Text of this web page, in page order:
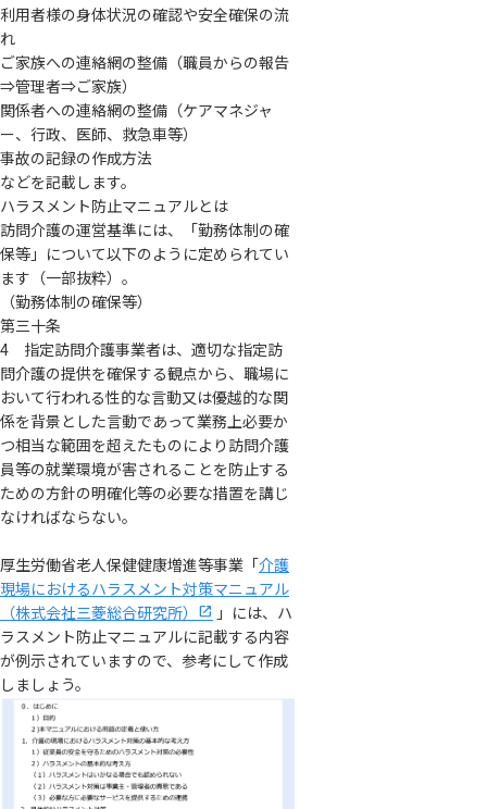
利用者様の身体状況の確認や安全確保の流
れ
ご家族への連絡網の整備（職員からの報告
⇒管理者⇒ご家族）
関係者への連絡網の整備（ケアマネジャ
ー、行政、医師、救急車等）
事故の記録の作成方法
などを記載します。
ハラスメント防止マニュアルとは
訪問介護の運営基準には、「勤務体制の確
保等」について以下のように定められてい
ます（一部抜粋）。
（勤務体制の確保等）
第三十条
4 指定訪問介護事業者は、適切な指定訪
問介護の提供を確保する観点から、職場に
おいて行われる性的な言動又は優越的な関
係を背景とした言動であって業務上必要か
つ相当な範囲を超えたものにより訪問介護
員等の就業環境が害されることを防止する
ための方針の明確化等の必要な措置を講じ
なければならない。
厚生労働省老人保健健康増進等事業「 介護
現場におけるハラスメント対策マニュアル
（株式会社三菱総合研究所）
」には、ハ
ラスメント防止マニュアルに記載する内容
が例示されていますので、参考にして作成
しましょう。